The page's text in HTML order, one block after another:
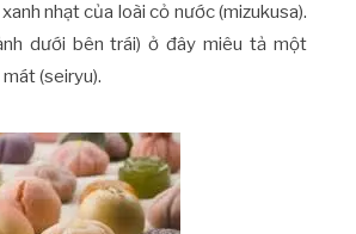
nhạt của loài cỏ nước (mizukusa).
dưới bên trái) ở đây miêu tả một
(seiryu).